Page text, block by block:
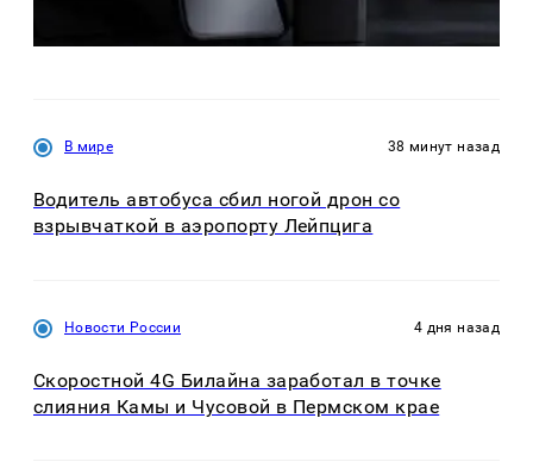
В мире 38 минут назад
Водитель автобуса сбил ногой дрон со
взрывчаткой в аэропорту Лейпцига
Новости России 4 дня назад
Скоростной 4G Билайна заработал в точке
слияния Камы и Чусовой в Пермском крае